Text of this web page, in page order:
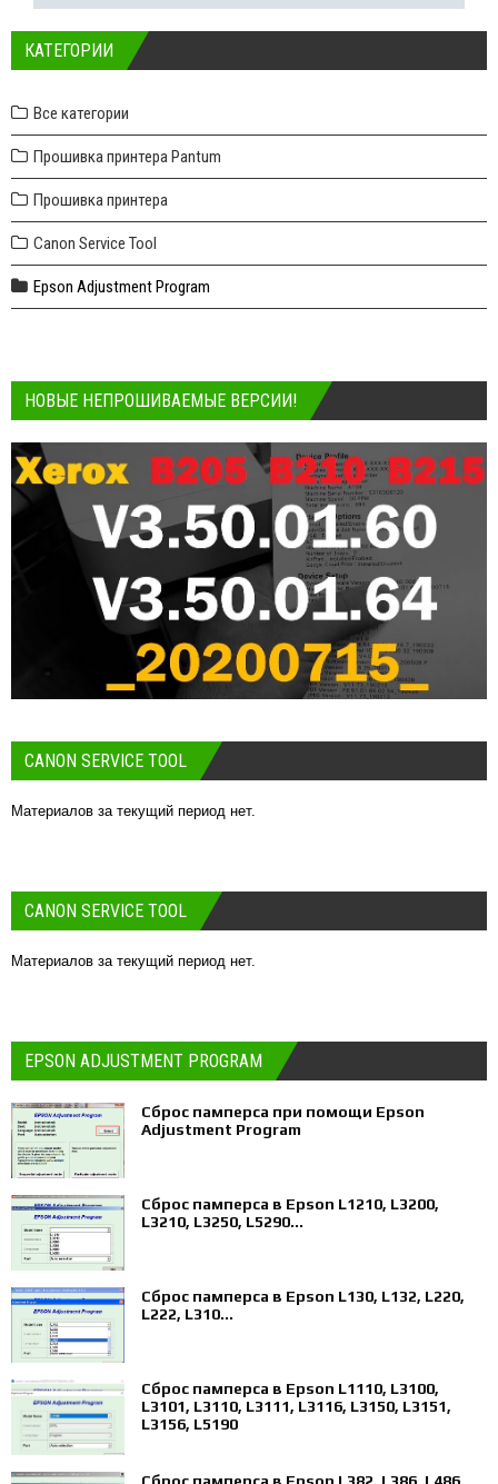
КАТЕГОРИИ
Все категории
Прошивка принтера Pantum
Прошивка принтера
Canon Service Tool
Epson Adjustment Program
НОВЫЕ НЕПРОШИВАЕМЫЕ ВЕРСИИ!
CANON SERVICE TOOL
Материалов за текущий период нет.
CANON SERVICE TOOL
Материалов за текущий период нет.
EPSON ADJUSTMENT PROGRAM
Сброс памперса при помощи Epson
Adjustment Program
Сброс памперса в Epson L1210, L3200,
L3210, L3250, L5290...
Сброс памперса в Epson L130, L132, L220,
L222, L310...
Сброс памперса в Epson L1110, L3100,
L3101, L3110, L3111, L3116, L3150, L3151,
L3156, L5190
Сброс памперса в Epson L382, L386, L486